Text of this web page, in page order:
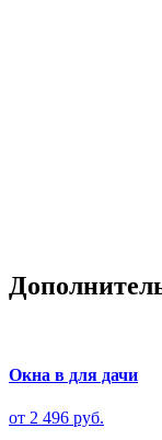
Окна в для дачи
от 2 496 руб.